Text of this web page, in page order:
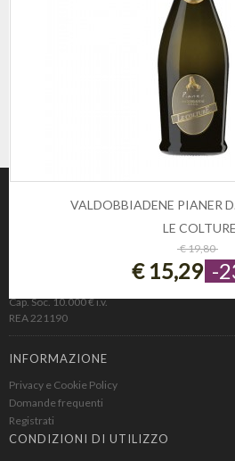
ESAURITO
VALDOBBIADENE PIANER
LE COLTURE
€ 19,80
€ 15,29 -
Cap. Soc. 10.000 € i.v.
REA 221190
INFORMAZIONE
Privacy e Cookie Policy
Domande frequenti
Registrati
CONDIZIONI DI UTILIZZO